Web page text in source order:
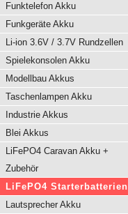
Funktelefon Akku
Funkgeräte Akku
Li-ion 3.6V / 3.7V Rundzellen
Spielekonsolen Akku
Modellbau Akkus
Taschenlampen Akku
Industrie Akkus
Blei Akkus
LiFePO4 Caravan Akku +
Zubehör
LiFePO4 Starterbatterien
Lautsprecher Akku